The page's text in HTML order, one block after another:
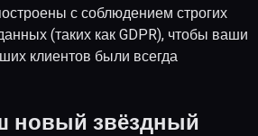
с соблюдением строгих
(таких как GDPR), чтобы ваши
клиентов были всегда
новый звёздный